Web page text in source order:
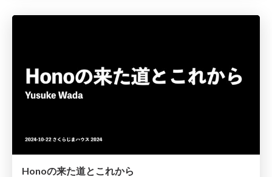
Honoの来た道とこれから